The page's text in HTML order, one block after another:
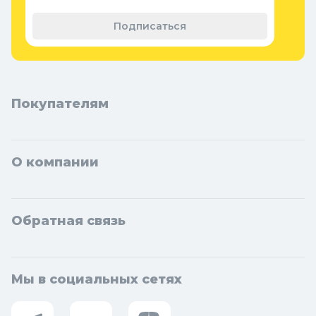
Подписаться
Покупателям
О компании
Обратная связь
Мы в социальных сетях